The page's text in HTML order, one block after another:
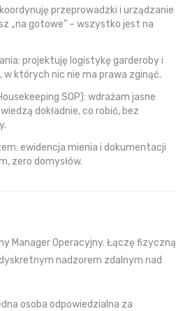
przeprowadzki i urządzanie
„na gotowe” – wszystko jest na
projektuję logistykę garderoby i
w których nic nie ma prawa zginąć.
SOP): wdrażam jasne
dokładnie, co robić, bez
ewidencja mienia i dokumentacji
zero domysłów.
Manager Operacyjny. Łączę fizyczną
nadzorem zdalnym nad
osoba odpowiedzialna za